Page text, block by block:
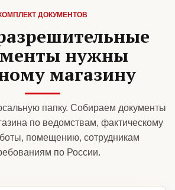
ДОКУМЕНТОВ
нужны
магазину
папку. Собираем документы
по ведомствам, фактическому
помещению, сотрудникам
по России.